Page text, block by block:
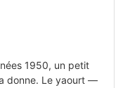
1950, un petit
donne. Le yaourt —